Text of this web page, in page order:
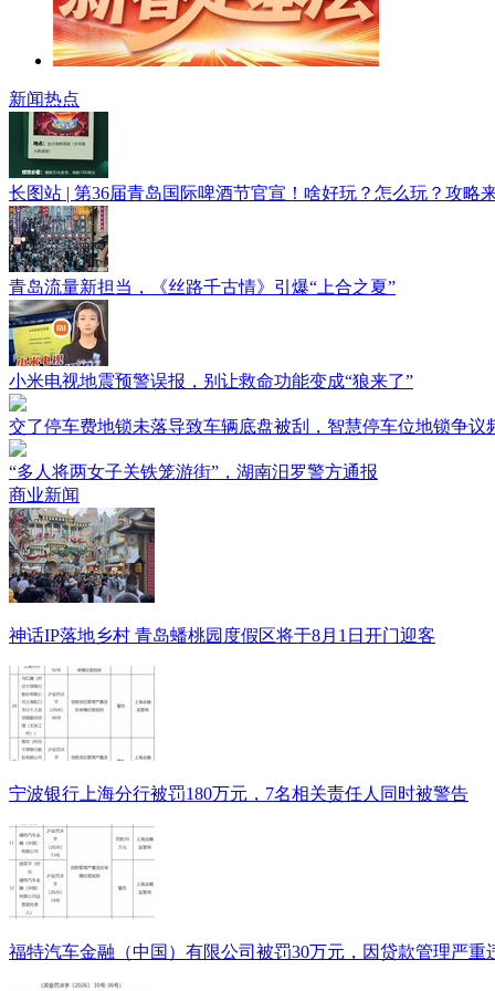
新闻热点
长图站 | 第36届青岛国际啤酒节官宣！啥好玩？怎么玩？攻略
青岛流量新担当，《丝路千古情》引爆“上合之夏”
小米电视地震预警误报，别让救命功能变成“狼来了”
交了停车费地锁未落导致车辆底盘被刮，智慧停车位地锁争议
“多人将两女子关铁笼游街”，湖南汨罗警方通报
商业新闻
神话IP落地乡村 青岛蟠桃园度假区将于8月1日开门迎客
宁波银行上海分行被罚180万元，7名相关责任人同时被警告
福特汽车金融（中国）有限公司被罚30万元，因贷款管理严重